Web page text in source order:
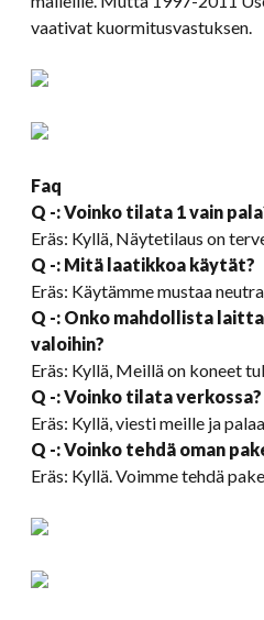
vaativat kuormitusvastuksen.
Faq
Q -: Voinko tilata 1 vain
Eräs: Kyllä, Näytetilaus on
Q -: Mitä laatikkoa käytät?
Eräs: Käytämme mustaa
Q -: Onko mahdollista
valoihin?
Eräs: Kyllä, Meillä on koneet
Q -: Voinko tilata verkossa?
Eräs: Kyllä, viesti meille ja
Q -: Voinko tehdä oman
Eräs: Kyllä. Voimme tehdä